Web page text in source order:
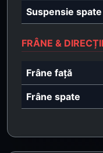
Suspensie spate
FRÂNE &
Frâne față
Frâne spate